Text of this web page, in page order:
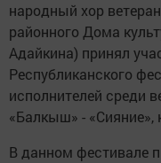
народный хор
районного Дома
Адайкина) принял
Республиканского
исполнителей среди
«Балкыш» - «Сияние»,
В данном фестивале